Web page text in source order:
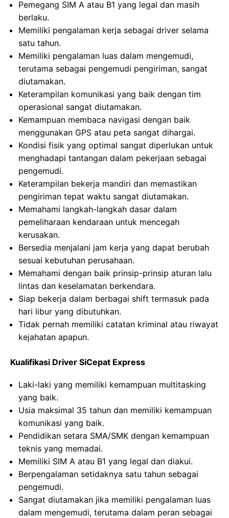
Pemegang SIM A atau B1 yang legal dan masih
berlaku.
Memiliki pengalaman kerja sebagai driver selama
satu tahun.
Memiliki pengalaman luas dalam mengemudi,
terutama sebagai pengemudi pengiriman, sangat
diutamakan.
Keterampilan komunikasi yang baik dengan tim
operasional sangat diutamakan.
Kemampuan membaca navigasi dengan baik
menggunakan GPS atau peta sangat dihargai.
Kondisi fisik yang optimal sangat diperlukan untuk
menghadapi tantangan dalam pekerjaan sebagai
pengemudi.
Keterampilan bekerja mandiri dan memastikan
pengiriman tepat waktu sangat diutamakan.
Memahami langkah-langkah dasar dalam
pemeliharaan kendaraan untuk mencegah
kerusakan.
Bersedia menjalani jam kerja yang dapat berubah
sesuai kebutuhan perusahaan.
Memahami dengan baik prinsip-prinsip aturan lalu
lintas dan keselamatan berkendara.
Siap bekerja dalam berbagai shift termasuk pada
hari libur yang dibutuhkan.
Tidak pernah memiliki catatan kriminal atau riwayat
kejahatan apapun.
Kualifikasi Driver SiCepat Express
Laki-laki yang memiliki kemampuan multitasking
yang baik.
Usia maksimal 35 tahun dan memiliki kemampuan
komunikasi yang baik.
Pendidikan setara SMA/SMK dengan kemampuan
teknis yang memadai.
Memiliki SIM A atau B1 yang legal dan diakui.
Berpengalaman setidaknya satu tahun sebagai
pengemudi.
Sangat diutamakan jika memiliki pengalaman luas
dalam mengemudi, terutama dalam peran sebagai